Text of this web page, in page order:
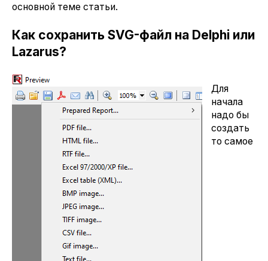
основной теме статьи.
Как сохранить SVG-файл на Delphi или
Lazarus?
Для
начала
надо бы
создать
то самое